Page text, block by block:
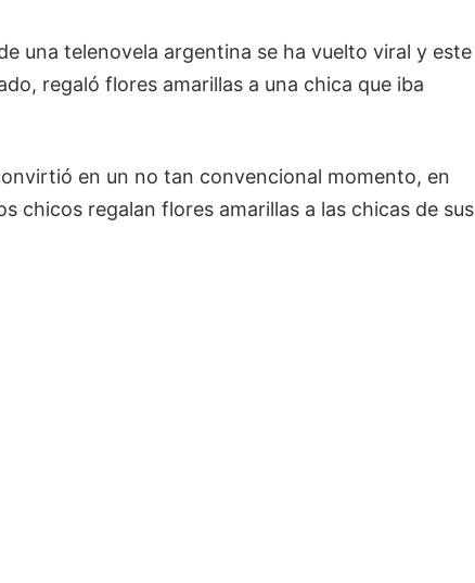
una telenovela argentina se ha vuelto viral y este
regaló flores amarillas a una chica que iba
en un no tan convencional momento, en
chicos regalan flores amarillas a las chicas de sus